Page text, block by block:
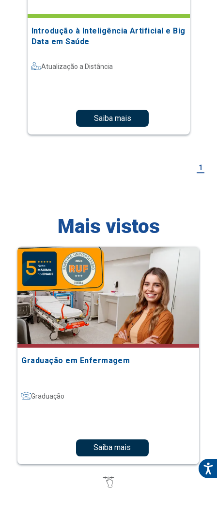
Introdução à Inteligência Artificial e Big
Data em Saúde
Atualização a Distância
Saiba mais
1
Mais vistos
Graduação em Enfermagem
Graduação
Saiba mais